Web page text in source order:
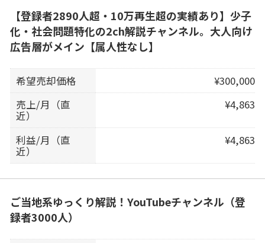
【登録者2890人超・10万再生超の実績あり】少子
化・社会問題特化の2ch解説チャンネル。大人向け
広告層がメイン【属人性なし】
希望売却価格
¥300,000
売上/月（直
近）
¥4,863
利益/月（直
近）
¥4,863
ご当地系ゆっくり解説！YouTubeチャンネル（登
録者3000人）